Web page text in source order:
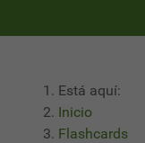
Está aquí:
Inicio
Flashcards